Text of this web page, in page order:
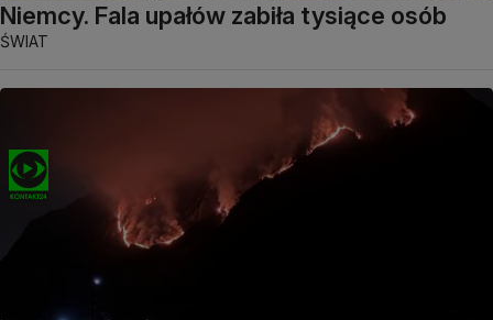
Niemcy. Fala upałów zabiła tysiące osób
ŚWIAT